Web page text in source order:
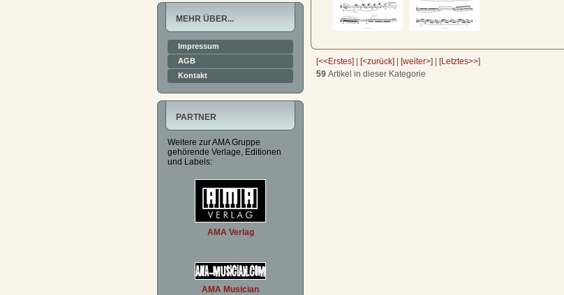
MEHR ÜBER...
Impressum
AGB
Kontakt
PARTNER
Weitere zur AMA Gruppe
gehörende Verlage, Editionen
und Labels:
AMA Verlag
AMA Musician
[<<Erstes] | [<zurück] | [weiter>] | [Letztes>>]
59 Artikel in dieser Kategorie